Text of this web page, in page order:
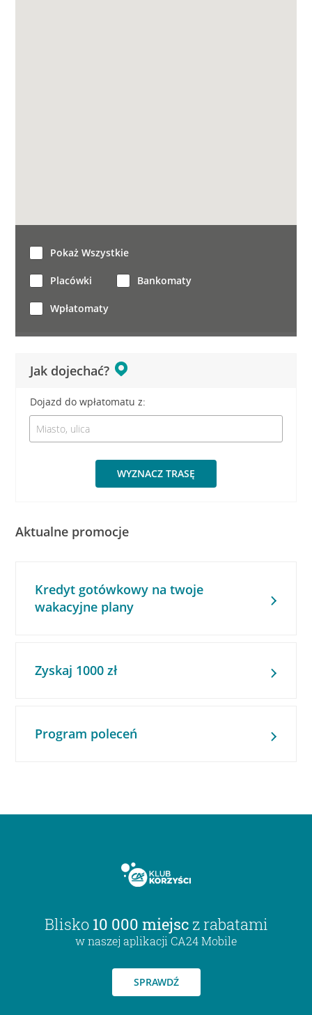
Jak dojechać?
Dojazd do wpłatomatu z:
WYZNACZ TRASĘ
Pokaż Wszystkie
Placówki Bankomaty
Wpłatomaty
Aktualne promocje
Kredyt gotówkowy na twoje
wakacyjne plany
Zyskaj 1000 zł
Program poleceń
Blisko 10 000 miejsc z rabatami
w naszej aplikacji CA24 Mobile
SPRAWDŹ